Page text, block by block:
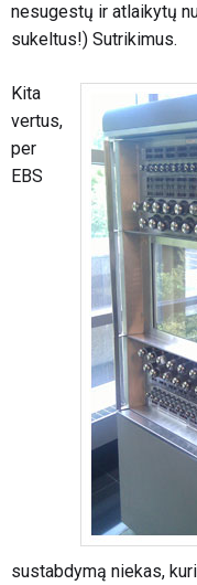
nesugestų ir atlaikytų
sukeltus!) Sutrikimus.
Kita
vertus,
per
EBS
sustabdymą niekas,